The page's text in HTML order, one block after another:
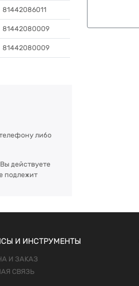
81442086011
81442080009
81442080009
либо
действуете
подлежит
И ИНСТРУМЕНТЫ
И ЗАКАЗ
СВЯЗЬ